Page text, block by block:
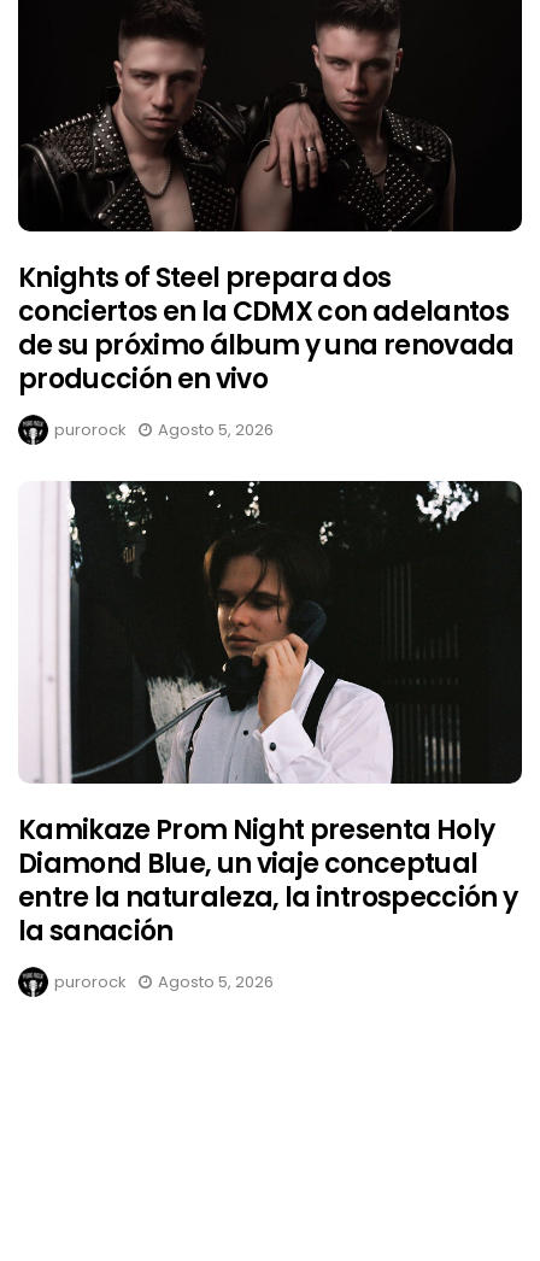
Knights of Steel prepara dos
conciertos en la CDMX con adelantos
de su próximo álbum y una renovada
producción en vivo
purorock Agosto 5, 2026
Kamikaze Prom Night presenta Holy
Diamond Blue, un viaje conceptual
entre la naturaleza, la introspección y
la sanación
purorock Agosto 5, 2026